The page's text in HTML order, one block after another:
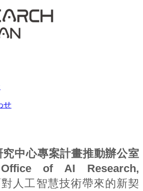
せ
中心專案計畫推動辦公室
of AI Research,
人工智慧技術帶來的新契